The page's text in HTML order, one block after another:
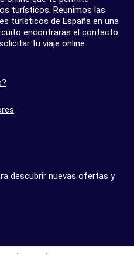
turísticos. Reunimos las
turísticos de España en una
encontrarás el contacto
tu viaje online.
descubrir nuevas ofertas y